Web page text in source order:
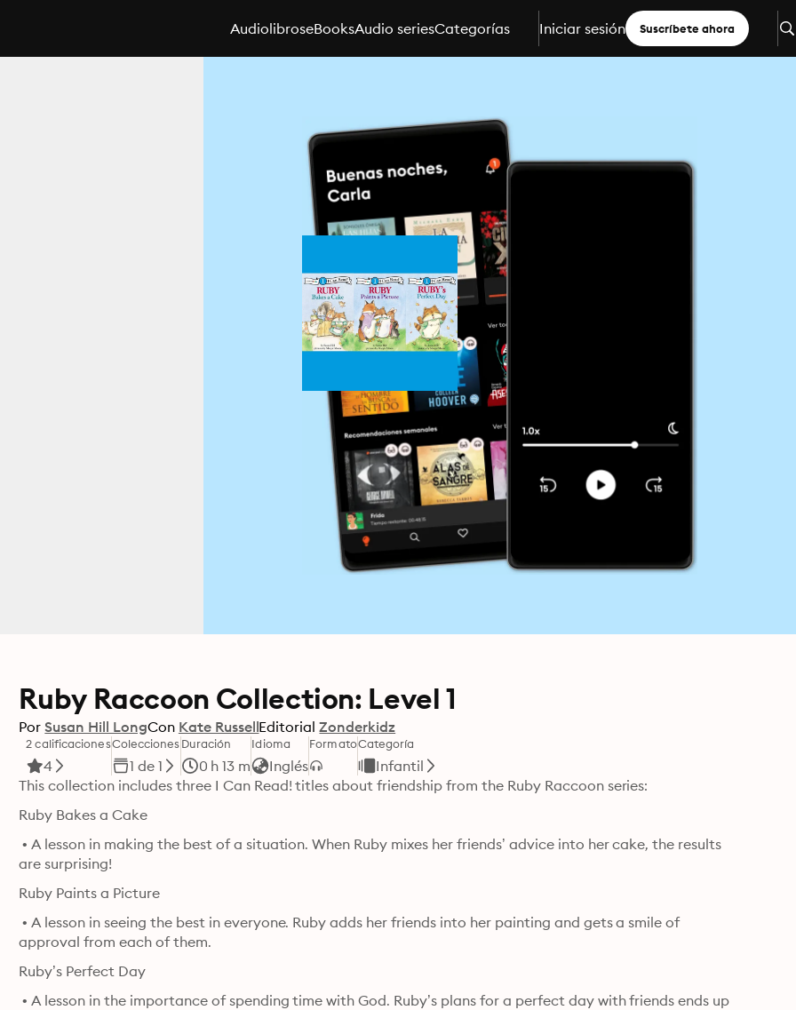
AudiolibroseBooksAudio seriesCategorías Iniciar sesión Suscríbete ahora
Ruby Raccoon Collection: Level 1
Por Susan Hill LongCon Kate RussellEditorial Zonderkidz
2 calificaciones
4
Colecciones
1 de 1
Duración
0 h 13 m
Idioma
Inglés
FormatoCategoría
Infantil
This collection includes three I Can Read! titles about friendship from the Ruby Raccoon series:
Ruby Bakes a Cake
• A lesson in making the best of a situation. When Ruby mixes her friends’ advice into her cake, the results
are surprising!
Ruby Paints a Picture
• A lesson in seeing the best in everyone. Ruby adds her friends into her painting and gets a smile of
approval from each of them.
Ruby’s Perfect Day
• A lesson in the importance of spending time with God. Ruby’s plans for a perfect day with friends ends up